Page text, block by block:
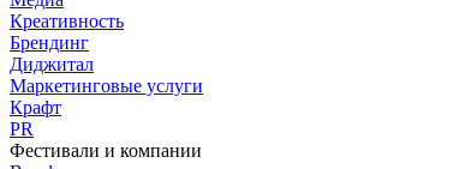
Креативность
Брендинг
Диджитал
Маркетинговые услуги
Крафт
PR
Фестивали и компании